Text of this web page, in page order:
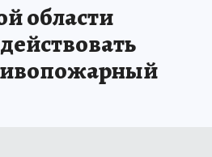
области